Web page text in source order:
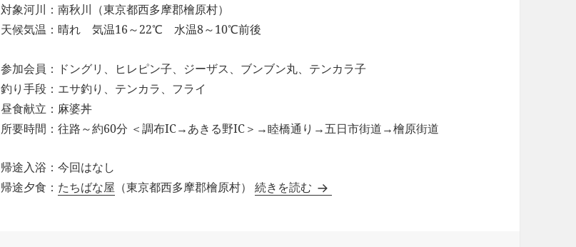
対象河川：南秋川（東京都西多摩郡檜原村）
天候気温：晴れ 気温16～22℃ 水温8～10℃前後
参加会員：ドングリ、ヒレピン子、ジーザス、ブンブン丸、テンカラ子
釣り手段：エサ釣り、テンカラ、フライ
昼食献立：麻婆丼
所要時間：往路～約60分 ＜調布IC→あきる野IC＞→睦橋通り→五日市街道→檜原街道
帰途入浴：今回はなし
帰途夕食： たちばな屋（東京都西多摩郡檜原村） 続きを読む 【釣行データ】2013年05月05日（祝）：南秋川